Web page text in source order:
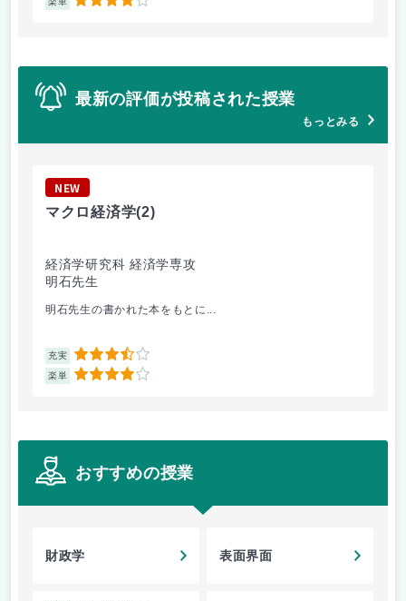
最新の評価が投稿された授業
もっとみる
NEW
マクロ経済学(2)
経済学研究科 経済学専攻
明石先生
明石先生の書かれた本をもとに...
充実 3.5
楽単 4
おすすめの授業
財政学 表面界面